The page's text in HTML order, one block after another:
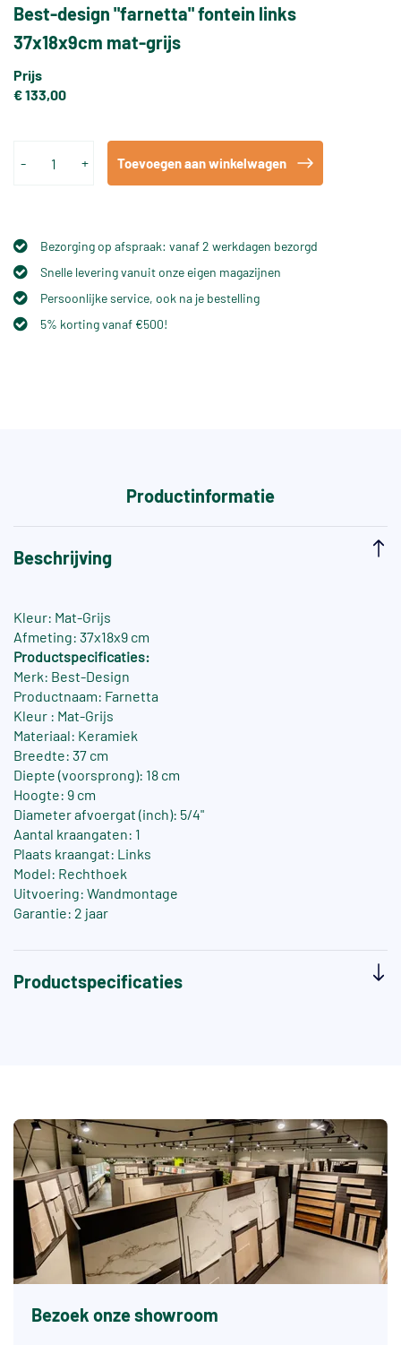
Best-design "farnetta" fontein links
37x18x9cm mat-grijs
Prijs
€ 133,00
- + Toevoegen aan winkelwagen
Bezorging op afspraak: vanaf 2 werkdagen bezorgd
Snelle levering vanuit onze eigen magazijnen
Persoonlijke service, ook na je bestelling
5% korting vanaf €500!
Productinformatie
Beschrijving
Kleur: Mat-Grijs
Afmeting: 37x18x9 cm
Productspecificaties:
Merk: Best-Design
Productnaam: Farnetta
Kleur : Mat-Grijs
Materiaal: Keramiek
Breedte: 37 cm
Diepte (voorsprong): 18 cm
Hoogte: 9 cm
Diameter afvoergat (inch): 5/4"
Aantal kraangaten: 1
Plaats kraangat: Links
Model: Rechthoek
Uitvoering: Wandmontage
Garantie: 2 jaar
Productspecificaties
Bezoek onze showroom